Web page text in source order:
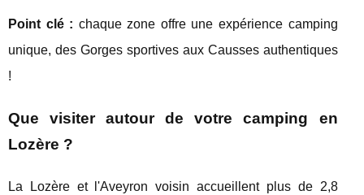
Point clé : chaque zone offre une expérience camping
unique, des Gorges sportives aux Causses authentiques
!
Que visiter autour de votre camping en
Lozère ?
La Lozère et l'Aveyron voisin accueillent plus de 2,8